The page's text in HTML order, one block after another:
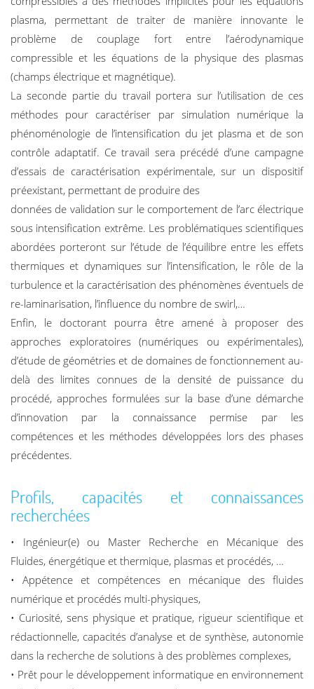
plasma, permettant de traiter de manière innovante le
problème de couplage fort entre l’aérodynamique
compressible et les équations de la physique des plasmas
(champs électrique et magnétique).
La seconde partie du travail portera sur l’utilisation de ces
méthodes pour caractériser par simulation numérique la
phénoménologie de l’intensification du jet plasma et de son
contrôle adaptatif. Ce travail sera précédé d’une campagne
d’essais de caractérisation expérimentale, sur un dispositif
préexistant, permettant de produire des
données de validation sur le comportement de l’arc électrique
sous intensification extrême. Les problématiques scientifiques
abordées porteront sur l’étude de l’équilibre entre les effets
thermiques et dynamiques sur l’intensification, le rôle de la
turbulence et la caractérisation des phénomènes éventuels de
re-laminarisation, l’influence du nombre de swirl,…
Enfin, le doctorant pourra être amené à proposer des
approches exploratoires (numériques ou expérimentales),
d’étude de géométries et de domaines de fonctionnement au-
delà des limites connues de la densité de puissance du
procédé, approches formulées sur la base d’une démarche
d’innovation par la connaissance permise par les
compétences et les méthodes développées lors des phases
précédentes.
Profils, capacités et connaissances
recherchées
• Ingénieur(e) ou Master Recherche en Mécanique des
Fluides, énergétique et thermique, plasmas et procédés, …
• Appétence et compétences en mécanique des fluides
numérique et procédés multi-physiques,
• Curiosité, sens physique et pratique, rigueur scientifique et
rédactionnelle, capacités d’analyse et de synthèse, autonomie
dans la recherche de solutions à des problèmes complexes,
• Prêt pour le développement informatique en environnement